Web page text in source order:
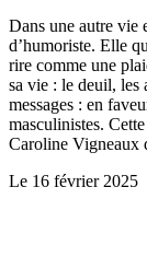
Dans une autre vie
d’humoriste. Elle
rire comme une
sa vie : le deuil, les
messages : en
masculinistes.
Caroline Vigneaux
Le 16 février 2025